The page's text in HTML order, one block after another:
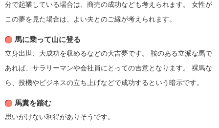
分で起業している場合は、商売の成功なども考えられます。
女性が
この夢を見た場合は、よい夫とのご縁が考えられます。
馬に乗って山に登る
立身出世、大成功を収めるなどの大吉夢です。
鞍のある立派な馬で
あれば、サラリーマンや会社員にとっての吉意となります。
裸馬な
ら、投機やビジネスの立ち上げなどで成功するという暗示です。
馬糞を踏む
思いがけない利得がありそうです。